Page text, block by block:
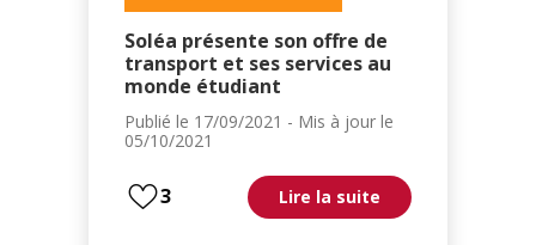
Soléa présente son offre de
transport et ses services au
monde étudiant
Publié le 17/09/2021 - Mis à jour le
05/10/2021
3 Lire la suite